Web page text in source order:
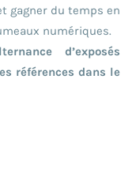
gagner du temps en
numériques.
d’exposés
références dans le